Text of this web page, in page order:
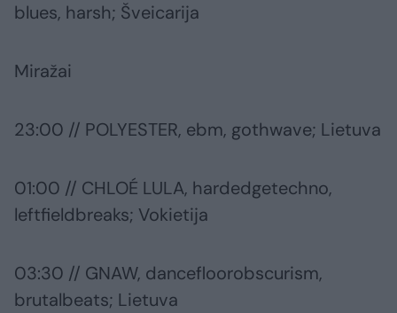
blues, harsh; Šveicarija
Miražai
23:00 // POLYESTER, ebm, gothwave; Lietuva
01:00 // CHLOÉ LULA, hardedgetechno,
leftfieldbreaks; Vokietija
03:30 // GNAW, dancefloorobscurism,
brutalbeats; Lietuva